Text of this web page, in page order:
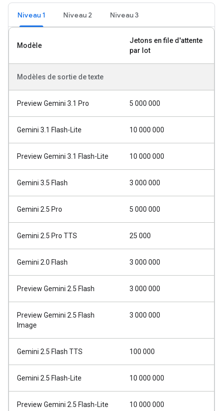
Niveau 1 Niveau 2 Niveau 3
Modèle
Jetons en file d'attente
par lot
Modèles de sortie de texte
Preview Gemini 3.1 Pro 5 000 000
Gemini 3.1 Flash-Lite 10 000 000
Preview Gemini 3.1 Flash-Lite 10 000 000
Gemini 3.5 Flash 3 000 000
Gemini 2.5 Pro 5 000 000
Gemini 2.5 Pro TTS 25 000
Gemini 2.0 Flash 3 000 000
Preview Gemini 2.5 Flash 3 000 000
Preview Gemini 2.5 Flash
Image
3 000 000
Gemini 2.5 Flash TTS 100 000
Gemini 2.5 Flash-Lite 10 000 000
Preview Gemini 2.5 Flash-Lite 10 000 000